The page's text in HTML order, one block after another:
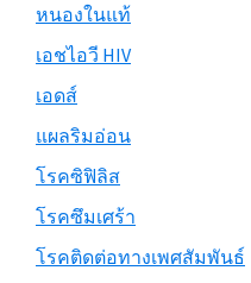
หนองในแท้
เอชไอวี HIV
เอดส์
แผลริมอ่อน
โรคซิฟิลิส
โรคซึมเศร้า
โรคติดต่อทางเพศสัมพันธ์